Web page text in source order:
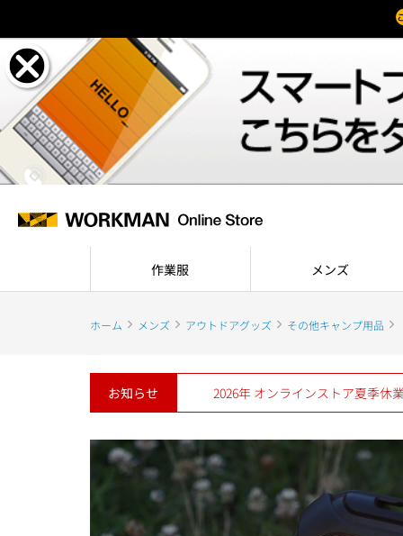
作業服 メンズ
ホーム メンズ アウトドアグッズ その他キャンプ用品
お知らせ 2026年 オンラインストア夏季休